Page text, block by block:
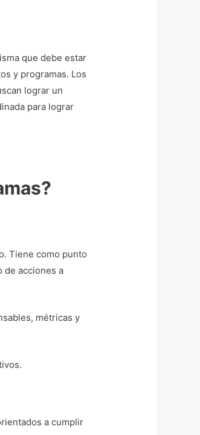
que debe estar
y programas. Los
lograr un
para lograr
Tiene como punto
de acciones a
métricas y
a cumplir